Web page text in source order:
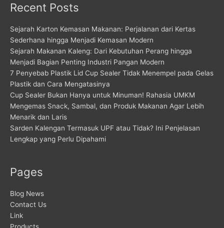
Recent Posts
Sejarah Karton Kemasan Makanan: Perjalanan dari Kertas
Sederhana hingga Menjadi Kemasan Modern
Sejarah Makanan Kaleng: Dari Kebutuhan Perang hingga
Menjadi Bagian Penting Industri Pangan Modern
7 Penyebab Plastik Lid Cup Sealer Tidak Menempel pada Gelas
Plastik dan Cara Mengatasinya
Cup Sealer Bukan Hanya untuk Minuman! Rahasia UMKM
Mengemas Snack, Sambal, dan Produk Makanan Agar Lebih
Menarik dan Laris
Sarden Kalengan Termasuk UPF atau Tidak? Ini Penjelasan
Lengkap yang Perlu Dipahami
Pages
Blog News
Contact Us
Link
Products